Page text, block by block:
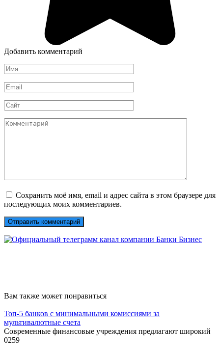
Добавить комментарий
Имя
*
Email
*
Сайт
Комментарий
Сохранить моё имя, email и адрес сайта в этом браузере для
последующих моих комментариев.
Вам также может понравиться
Топ-5 банков с минимальными комиссиями за
мультивалютные счета
Современные финансовые учреждения предлагают широкий
0259